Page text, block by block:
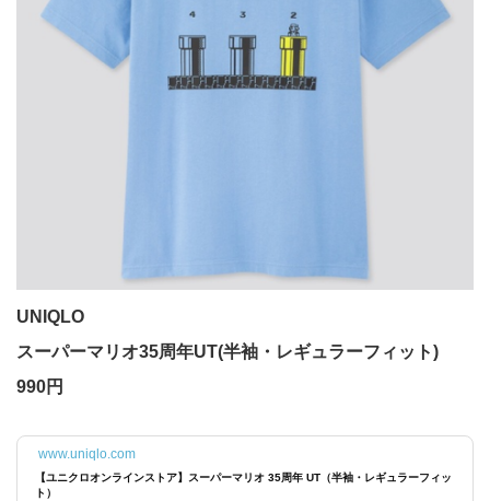
UNIQLO
スーパーマリオ35周年UT(半袖・レギュラーフィット)
990円
www.uniqlo.com
【ユニクロオンラインストア】スーパーマリオ 35周年 UT（半袖・レギュラーフィッ
ト）